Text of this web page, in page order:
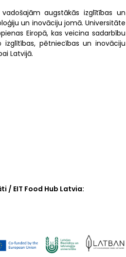
augstākās izglītības un
un inovāciju jomā. Universitāte
Eiropā, kas veicina sadarbību
pētniecības un inovāciju
Latvijā.
/ EIT Food Hub Latvia: